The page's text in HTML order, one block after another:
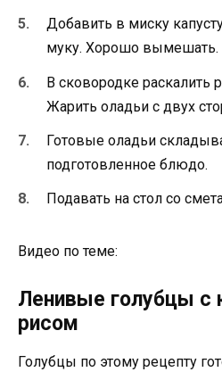
Добавить в миску
муку. Хорошо вымешать.
В сковородке раскалить
Жарить оладьи с двух
Готовые оладьи
подготовленное блюдо.
Подавать на стол со
Видео по теме:
Ленивые голубцы с
рисом
Голубцы по этому рецепту